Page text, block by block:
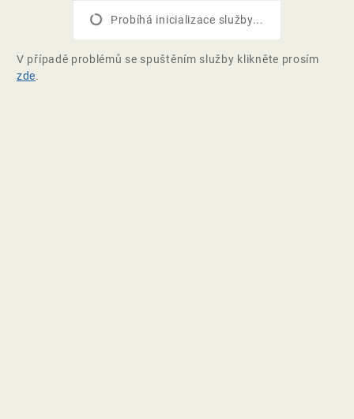
Probíhá inicializace služby...
V případě problémů se spuštěním služby klikněte prosím
zde.